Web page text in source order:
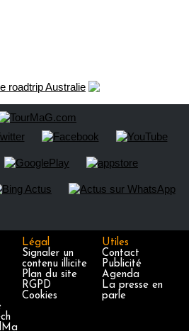
Légal
Signaler un
contenu illicite
Plan du site
RGPD
Cookies
Utiles
Contact
Publicité
Agenda
La presse en
parle